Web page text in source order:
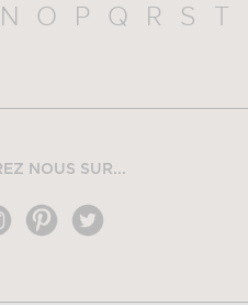
N O P Q R S T
NOUS SUR...